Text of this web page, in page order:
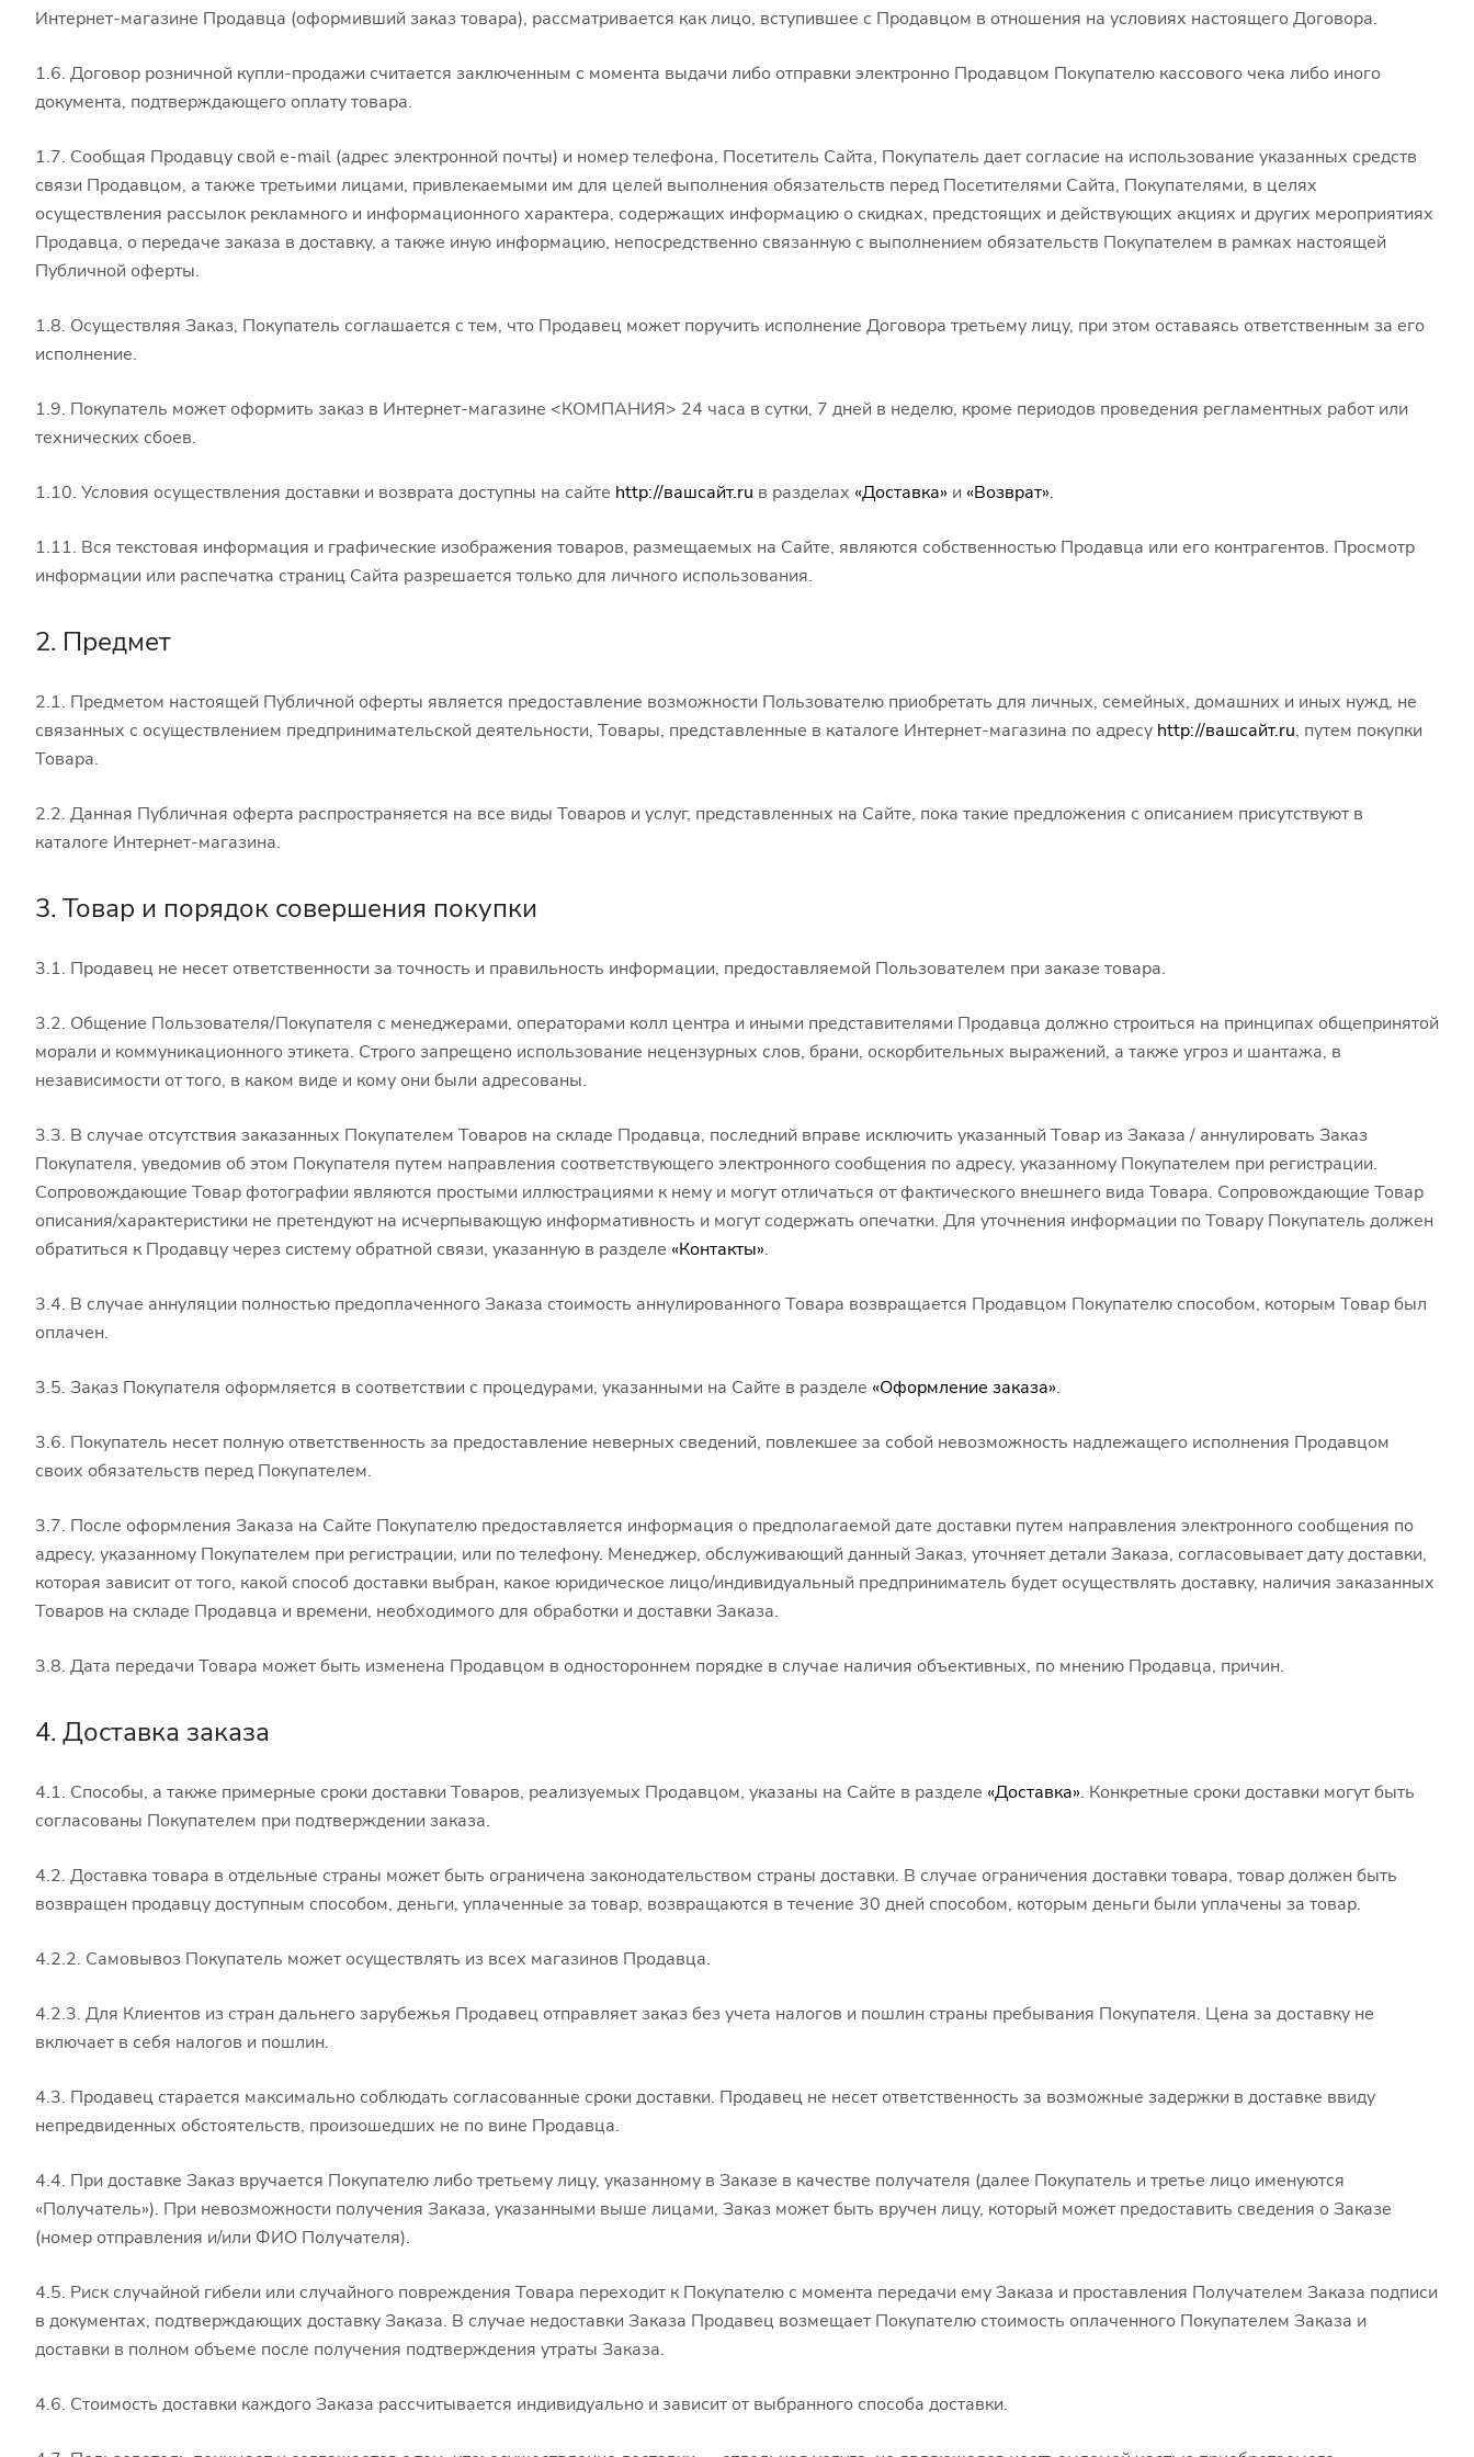
Интернет-магазине Продавца (оформивший заказ товара), рассматривается как лицо, вступившее с Продавцом в отношения на условиях настоящего Договора.
1.6. Договор розничной купли-продажи считается заключенным с момента выдачи либо отправки электронно Продавцом Покупателю кассового чека либо иного
документа, подтверждающего оплату товара.
1.7. Сообщая Продавцу свой e-mail (адрес электронной почты) и номер телефона, Посетитель Сайта, Покупатель дает согласие на использование указанных средств
связи Продавцом, а также третьими лицами, привлекаемыми им для целей выполнения обязательств перед Посетителями Сайта, Покупателями, в целях
осуществления рассылок рекламного и информационного характера, содержащих информацию о скидках, предстоящих и действующих акциях и других мероприятиях
Продавца, о передаче заказа в доставку, а также иную информацию, непосредственно связанную с выполнением обязательств Покупателем в рамках настоящей
Публичной оферты.
1.8. Осуществляя Заказ, Покупатель соглашается с тем, что Продавец может поручить исполнение Договора третьему лицу, при этом оставаясь ответственным за его
исполнение.
1.9. Покупатель может оформить заказ в Интернет-магазине <КОМПАНИЯ> 24 часа в сутки, 7 дней в неделю, кроме периодов проведения регламентных работ или
технических сбоев.
1.10. Условия осуществления доставки и возврата доступны на сайте http://вашсайт.ru в разделах «Доставка» и «Возврат».
1.11. Вся текстовая информация и графические изображения товаров, размещаемых на Сайте, являются собственностью Продавца или его контрагентов. Просмотр
информации или распечатка страниц Сайта разрешается только для личного использования.
2. Предмет
2.1. Предметом настоящей Публичной оферты является предоставление возможности Пользователю приобретать для личных, семейных, домашних и иных нужд, не
связанных с осуществлением предпринимательской деятельности, Товары, представленные в каталоге Интернет-магазина по адресу http://вашсайт.ru, путем покупки
Товара.
2.2. Данная Публичная оферта распространяется на все виды Товаров и услуг, представленных на Сайте, пока такие предложения с описанием присутствуют в
каталоге Интернет-магазина.
3. Товар и порядок совершения покупки
3.1. Продавец не несет ответственности за точность и правильность информации, предоставляемой Пользователем при заказе товара.
3.2. Общение Пользователя/Покупателя с менеджерами, операторами колл центра и иными представителями Продавца должно строиться на принципах общепринятой
морали и коммуникационного этикета. Строго запрещено использование нецензурных слов, брани, оскорбительных выражений, а также угроз и шантажа, в
независимости от того, в каком виде и кому они были адресованы.
3.3. В случае отсутствия заказанных Покупателем Товаров на складе Продавца, последний вправе исключить указанный Товар из Заказа / аннулировать Заказ
Покупателя, уведомив об этом Покупателя путем направления соответствующего электронного сообщения по адресу, указанному Покупателем при регистрации.
Сопровождающие Товар фотографии являются простыми иллюстрациями к нему и могут отличаться от фактического внешнего вида Товара. Сопровождающие Товар
описания/характеристики не претендуют на исчерпывающую информативность и могут содержать опечатки. Для уточнения информации по Товару Покупатель должен
обратиться к Продавцу через систему обратной связи, указанную в разделе «Контакты».
3.4. В случае аннуляции полностью предоплаченного Заказа стоимость аннулированного Товара возвращается Продавцом Покупателю способом, которым Товар был
оплачен.
3.5. Заказ Покупателя оформляется в соответствии с процедурами, указанными на Сайте в разделе «Оформление заказа».
3.6. Покупатель несет полную ответственность за предоставление неверных сведений, повлекшее за собой невозможность надлежащего исполнения Продавцом
своих обязательств перед Покупателем.
3.7. После оформления Заказа на Сайте Покупателю предоставляется информация о предполагаемой дате доставки путем направления электронного сообщения по
адресу, указанному Покупателем при регистрации, или по телефону. Менеджер, обслуживающий данный Заказ, уточняет детали Заказа, согласовывает дату доставки,
которая зависит от того, какой способ доставки выбран, какое юридическое лицо/индивидуальный предприниматель будет осуществлять доставку, наличия заказанных
Товаров на складе Продавца и времени, необходимого для обработки и доставки Заказа.
3.8. Дата передачи Товара может быть изменена Продавцом в одностороннем порядке в случае наличия объективных, по мнению Продавца, причин.
4. Доставка заказа
4.1. Способы, а также примерные сроки доставки Товаров, реализуемых Продавцом, указаны на Сайте в разделе «Доставка». Конкретные сроки доставки могут быть
согласованы Покупателем при подтверждении заказа.
4.2. Доставка товара в отдельные страны может быть ограничена законодательством страны доставки. В случае ограничения доставки товара, товар должен быть
возвращен продавцу доступным способом, деньги, уплаченные за товар, возвращаются в течение 30 дней способом, которым деньги были уплачены за товар.
4.2.2. Самовывоз Покупатель может осуществлять из всех магазинов Продавца.
4.2.3. Для Клиентов из стран дальнего зарубежья Продавец отправляет заказ без учета налогов и пошлин страны пребывания Покупателя. Цена за доставку не
включает в себя налогов и пошлин.
4.3. Продавец старается максимально соблюдать согласованные сроки доставки. Продавец не несет ответственность за возможные задержки в доставке ввиду
непредвиденных обстоятельств, произошедших не по вине Продавца.
4.4. При доставке Заказ вручается Покупателю либо третьему лицу, указанному в Заказе в качестве получателя (далее Покупатель и третье лицо именуются
«Получатель»). При невозможности получения Заказа, указанными выше лицами, Заказ может быть вручен лицу, который может предоставить сведения о Заказе
(номер отправления и/или ФИО Получателя).
4.5. Риск случайной гибели или случайного повреждения Товара переходит к Покупателю с момента передачи ему Заказа и проставления Получателем Заказа подписи
в документах, подтверждающих доставку Заказа. В случае недоставки Заказа Продавец возмещает Покупателю стоимость оплаченного Покупателем Заказа и
доставки в полном объеме после получения подтверждения утраты Заказа.
4.6. Стоимость доставки каждого Заказа рассчитывается индивидуально и зависит от выбранного способа доставки.